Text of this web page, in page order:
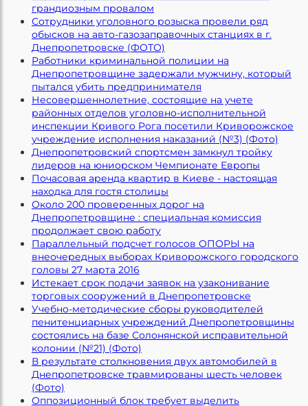
грандиозным провалом
Сотрудники уголовного розыска провели ряд
обысков на авто-газозаправочных станциях в г.
Днепропетровске (ФОТО)
Работники криминальной полиции на
Днепропетровщине задержали мужчину, который
пытался убить предпринимателя
Несовершеннолетние, состоящие на учете
районных отделов уголовно-исполнительной
инспекции Кривого Рога посетили Криворожское
учреждение исполнения наказаний (№3) (Фото)
Днепропетровский спортсмен замкнул тройку
лидеров на юниорском Чемпионате Европы
Почасовая аренда квартир в Киеве - настоящая
находка для гостя столицы
Около 200 проверенных дорог на
Днепропетровщине : специальная комиссия
продолжает свою работу
Параллельный подсчет голосов ОПОРЫ на
внеочередных выборах Криворожского городского
головы 27 марта 2016
Истекает срок подачи заявок на узаконивание
торговых сооружений в Днепропетровске
Учебно-методические сборы руководителей
пенитенциарных учреждений Днепропетровщины
состоялись на базе Солонянской исправительной
колонии (№21) (Фото)
В результате столкновения двух автомобилей в
Днепропетровске травмированы шесть человек
(Фото)
Оппозиционный блок требует выделить